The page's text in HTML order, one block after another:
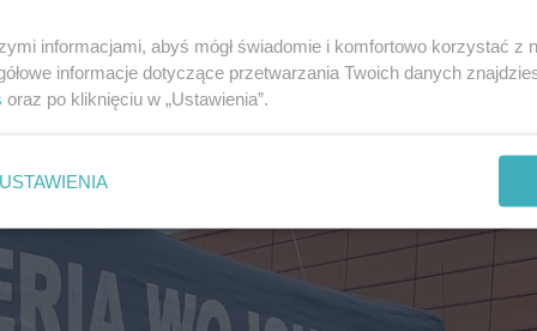
aby nasi sojusznicy postrzegali Polskę jako kraj
ministra obrony Tomasza Siemoniaka z
informacjami, abyś mógł świadomie i komfortowo korzystać z
informacje dotyczące przetwarzania Twoich danych
oraz po kliknięciu w „Ustawienia”.
USTAWIENIA